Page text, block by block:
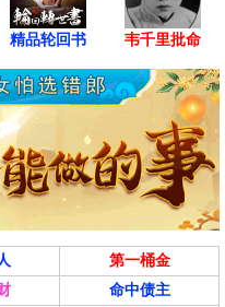
精品轮回书 韦千里批命
第一桶金
命中债主